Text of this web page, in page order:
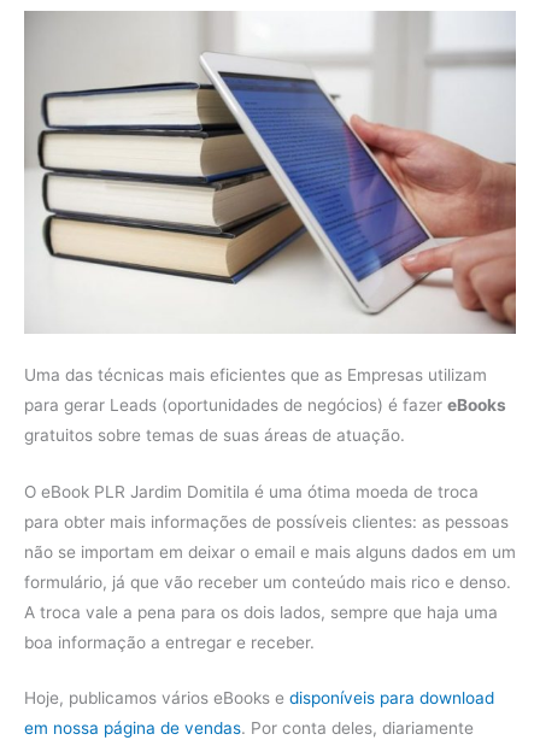
Uma das técnicas mais eficientes que as Empresas utilizam
para gerar Leads (oportunidades de negócios) é fazer eBooks
gratuitos sobre temas de suas áreas de atuação.
O eBook PLR Jardim Domitila é uma ótima moeda de troca
para obter mais informações de possíveis clientes: as pessoas
não se importam em deixar o email e mais alguns dados em um
formulário, já que vão receber um conteúdo mais rico e denso.
A troca vale a pena para os dois lados, sempre que haja uma
boa informação a entregar e receber.
Hoje, publicamos vários eBooks e disponíveis para download
em nossa página de vendas. Por conta deles, diariamente